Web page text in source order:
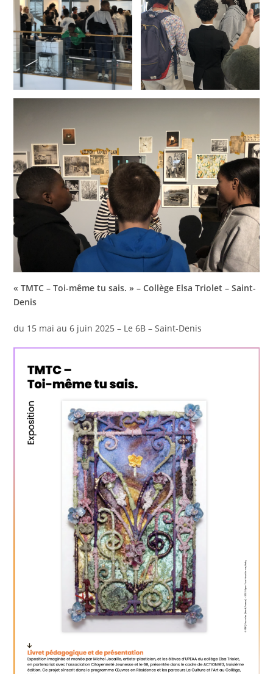
« TMTC – Toi-même tu sais. » – Collège Elsa Triolet – Saint-
Denis
du 15 mai au 6 juin 2025 – Le 6B – Saint-Denis